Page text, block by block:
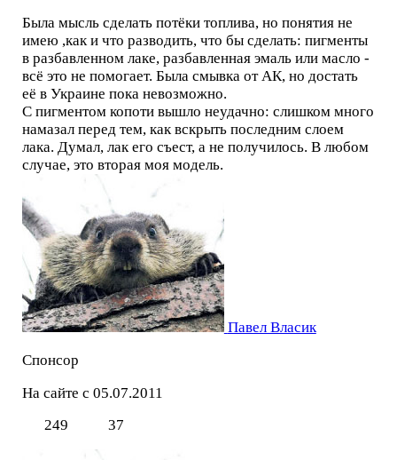
Была мысль сделать потёки топлива, но понятия не
имею ,как и что разводить, что бы сделать: пигменты
в разбавленном лаке, разбавленная эмаль или масло -
всё это не помогает. Была смывка от АК, но достать
её в Украине пока невозможно.
С пигментом копоти вышло неудачно: слишком много
намазал перед тем, как вскрыть последним слоем
лака. Думал, лак его съест, а не получилось. В любом
случае, это вторая моя модель.
Павел Власик
Спонсор
На сайте с 05.07.2011
249
37